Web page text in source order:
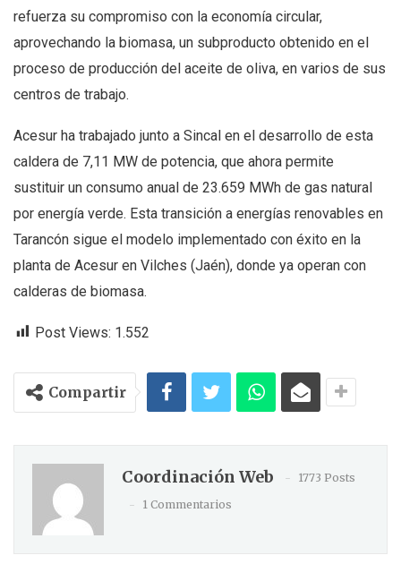
refuerza su compromiso con la economía circular,
aprovechando la biomasa, un subproducto obtenido en el
proceso de producción del aceite de oliva, en varios de sus
centros de trabajo.
Acesur ha trabajado junto a Sincal en el desarrollo de esta
caldera de 7,11 MW de potencia, que ahora permite
sustituir un consumo anual de 23.659 MWh de gas natural
por energía verde. Esta transición a energías renovables en
Tarancón sigue el modelo implementado con éxito en la
planta de Acesur en Vilches (Jaén), donde ya operan con
calderas de biomasa.
Post Views: 1.552
Compartir
Coordinación Web
1773 Posts
1 Commentarios